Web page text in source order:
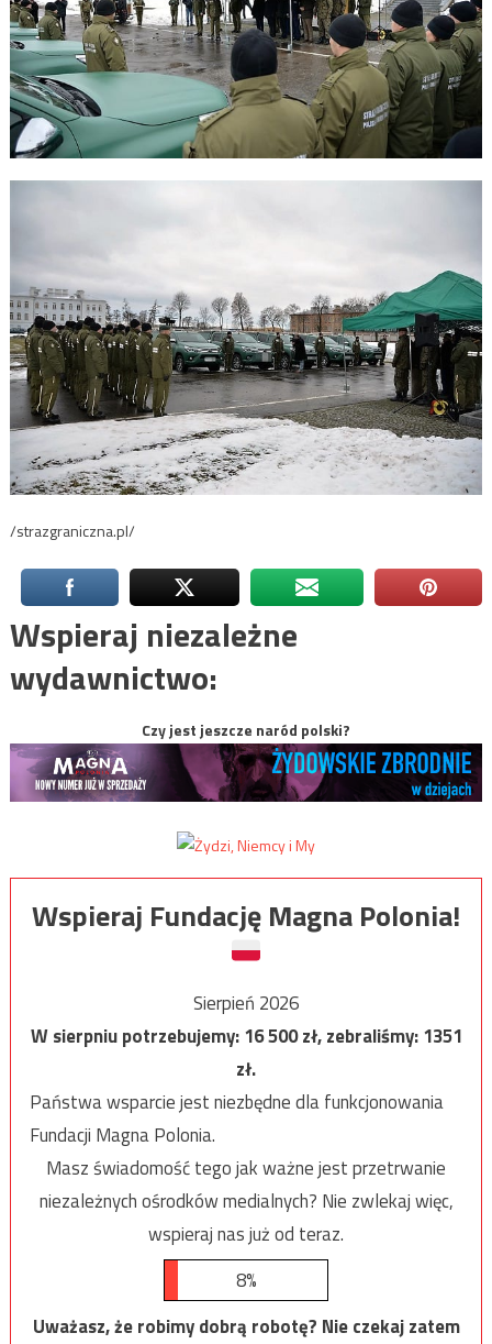
/strazgraniczna.pl/
Wspieraj niezależne
wydawnictwo:
Czy jest jeszcze naród polski?
Wspieraj Fundację Magna Polonia!
Sierpień 2026
W sierpniu potrzebujemy:16 500zł, zebraliśmy:1351
zł.
Państwa wsparcie jest niezbędne dla funkcjonowania
Fundacji Magna Polonia.
Masz świadomość tego jak ważne jest przetrwanie
niezależnych ośrodków medialnych? Nie zwlekaj więc,
wspieraj nas już od teraz.
8%
Uważasz, że robimy dobrą robotę? Nie czekaj zatem